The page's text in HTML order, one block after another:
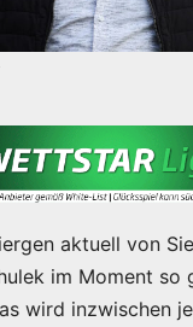
aktuell von
im Moment so
wird inzwischen